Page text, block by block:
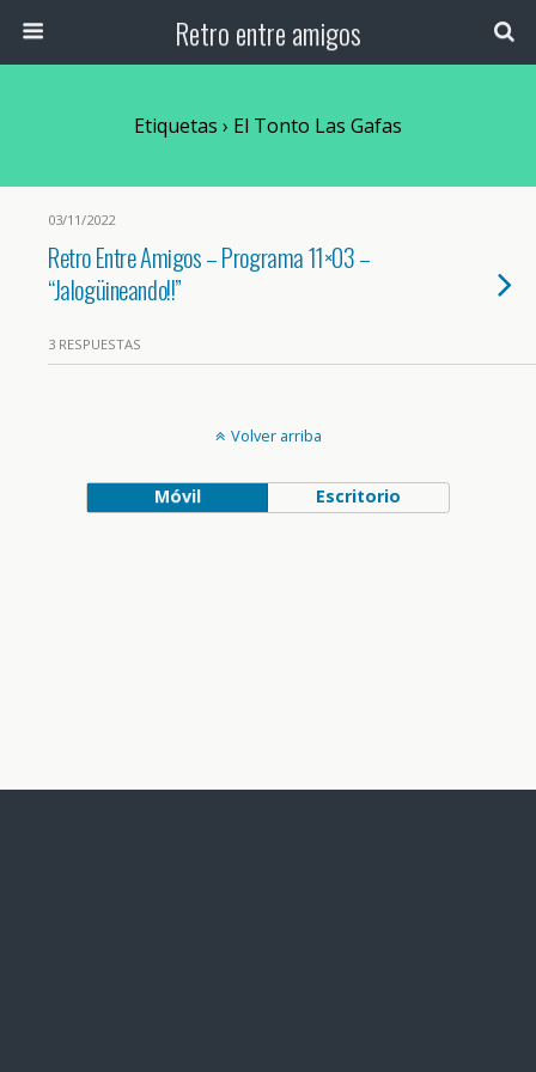
Retro entre amigos
Etiquetas › El Tonto Las Gafas
03/11/2022
Retro Entre Amigos – Programa 11×03 –
“Jalogüineando!!”
3 RESPUESTAS
Volver arriba
Móvil Escritorio